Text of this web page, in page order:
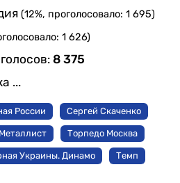
(12%, проголосовало: 1 695)
1 626)
8 375
...
России Сергей Скаченко
Металлист Торпедо Москва
Украины. Динамо Темп